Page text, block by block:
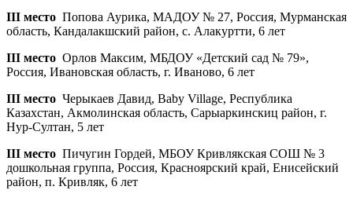
III место Попова Аурика, МАДОУ № 27, Россия, Мурманская
область, Кандалакшский район, с. Алакуртти, 6 лет
III место Орлов Максим, МБДОУ «Детский сад № 79»,
Россия, Ивановская область, г. Иваново, 6 лет
III место Черыкаев Давид, Baby Village, Республика
Казахстан, Акмолинская область, Сарыаркинскиц район, г.
Нур-Султан, 5 лет
III место Пичугин Гордей, МБОУ Кривлякская СОШ № 3
дошкольная группа, Россия, Красноярский край, Енисейский
район, п. Кривляк, 6 лет